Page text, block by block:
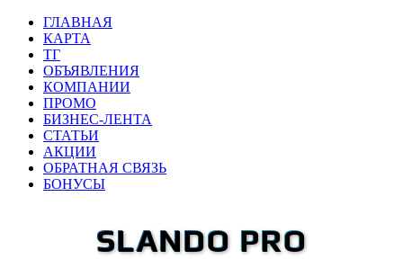
ГЛАВНАЯ
КАРТА
ТГ
ОБЪЯВЛЕНИЯ
КОМПАНИИ
ПРОМО
БИЗНЕС-ЛЕНТА
СТАТЬИ
АКЦИИ
ОБРАТНАЯ СВЯЗЬ
БОНУСЫ
SLANDO PRO